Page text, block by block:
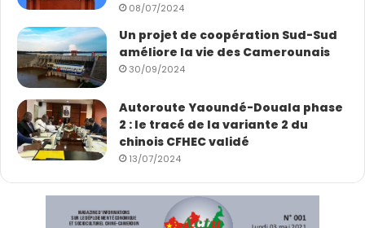
08/07/2024
Un projet de coopération Sud-Sud
améliore la vie des Camerounais
30/09/2024
Autoroute Yaoundé-Douala phase
2 : le tracé de la variante 2 du
chinois CFHEC validé
13/07/2024